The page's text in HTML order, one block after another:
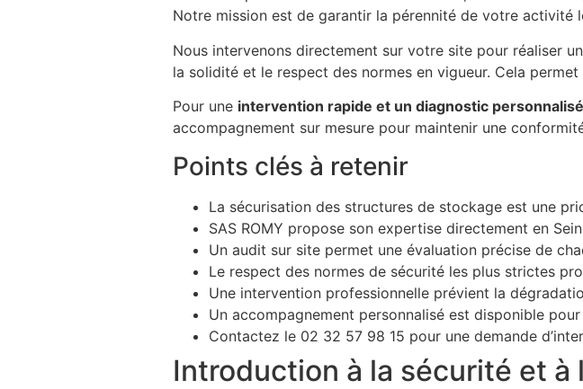
Notre mission est de garantir la pérennité de votre activité
Nous intervenons directement sur votre site pour réaliser un
la solidité et le respect des normes en vigueur. Cela
Pour une intervention rapide et un diagnostic personnalisé
accompagnement sur mesure pour maintenir une
Points clés à retenir
La sécurisation des structures de stockage est une
SAS ROMY propose son expertise directement en
Un audit sur site permet une évaluation précise de
Le respect des normes de sécurité les plus strictes
Une intervention professionnelle prévient la
Un accompagnement personnalisé est disponible
Contactez le 02 32 57 98 15 pour une demande
Introduction à la sécurité et